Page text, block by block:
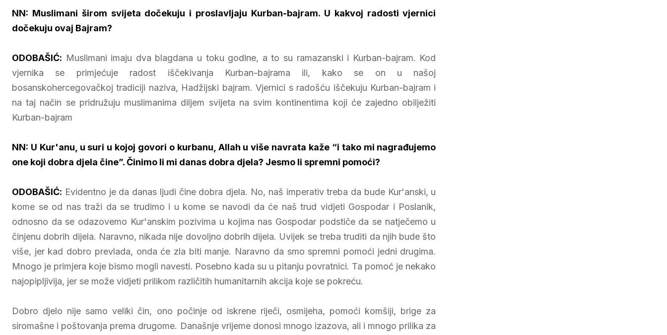
NN: Muslimani širom svijeta dočekuju i proslavljaju Kurban-bajram. U kakvoj radosti vjernici
dočekuju ovaj Bajram?
ODOBAŠIĆ: Muslimani imaju dva blagdana u toku godine, a to su ramazanski i Kurban-bajram. Kod
vjernika se primjećuje radost iščekivanja Kurban-bajrama ili, kako se on u našoj
bosanskohercegovačkoj tradiciji naziva, Hadžijski bajram. Vjernici s radošću iščekuju Kurban-bajram i
na taj način se pridružuju muslimanima diljem svijeta na svim kontinentima koji će zajedno obilježiti
Kurban-bajram
NN: U Kur'anu, u suri u kojoj govori o kurbanu, Allah u više navrata kaže “i tako mi nagrađujemo
one koji dobra djela čine”. Činimo li mi danas dobra djela? Jesmo li spremni pomoći?
ODOBAŠIĆ: Evidentno je da danas ljudi čine dobra djela. No, naš imperativ treba da bude Kur'anski, u
kome se od nas traži da se trudimo i u kome se navodi da će naš trud vidjeti Gospodar i Poslanik,
odnosno da se odazovemo Kur'anskim pozivima u kojima nas Gospodar podstiče da se natječemo u
činjenu dobrih dijela. Naravno, nikada nije dovoljno dobrih dijela. Uvijek se treba truditi da njih bude što
više, jer kad dobro prevlada, onda će zla biti manje. Naravno da smo spremni pomoći jedni drugima.
Mnogo je primjera koje bismo mogli navesti. Posebno kada su u pitanju povratnici. Ta pomoć je nekako
najopipljivija, jer se može vidjeti prilikom različitih humanitarnih akcija koje se pokreću.
Dobro djelo nije samo veliki čin, ono počinje od iskrene riječi, osmijeha, pomoći komšiji, brige za
siromašne i poštovanja prema drugome. Današnje vrijeme donosi mnogo izazova, ali i mnogo prilika za